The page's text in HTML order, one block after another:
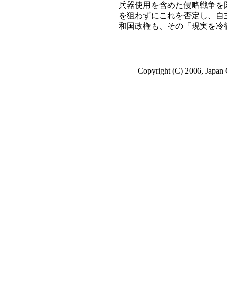
兵器使用を含めた侵略戦争
を狙わずにこれを否定し、
和国政権も、その「現実を
Copyright (C) 2006, Japan